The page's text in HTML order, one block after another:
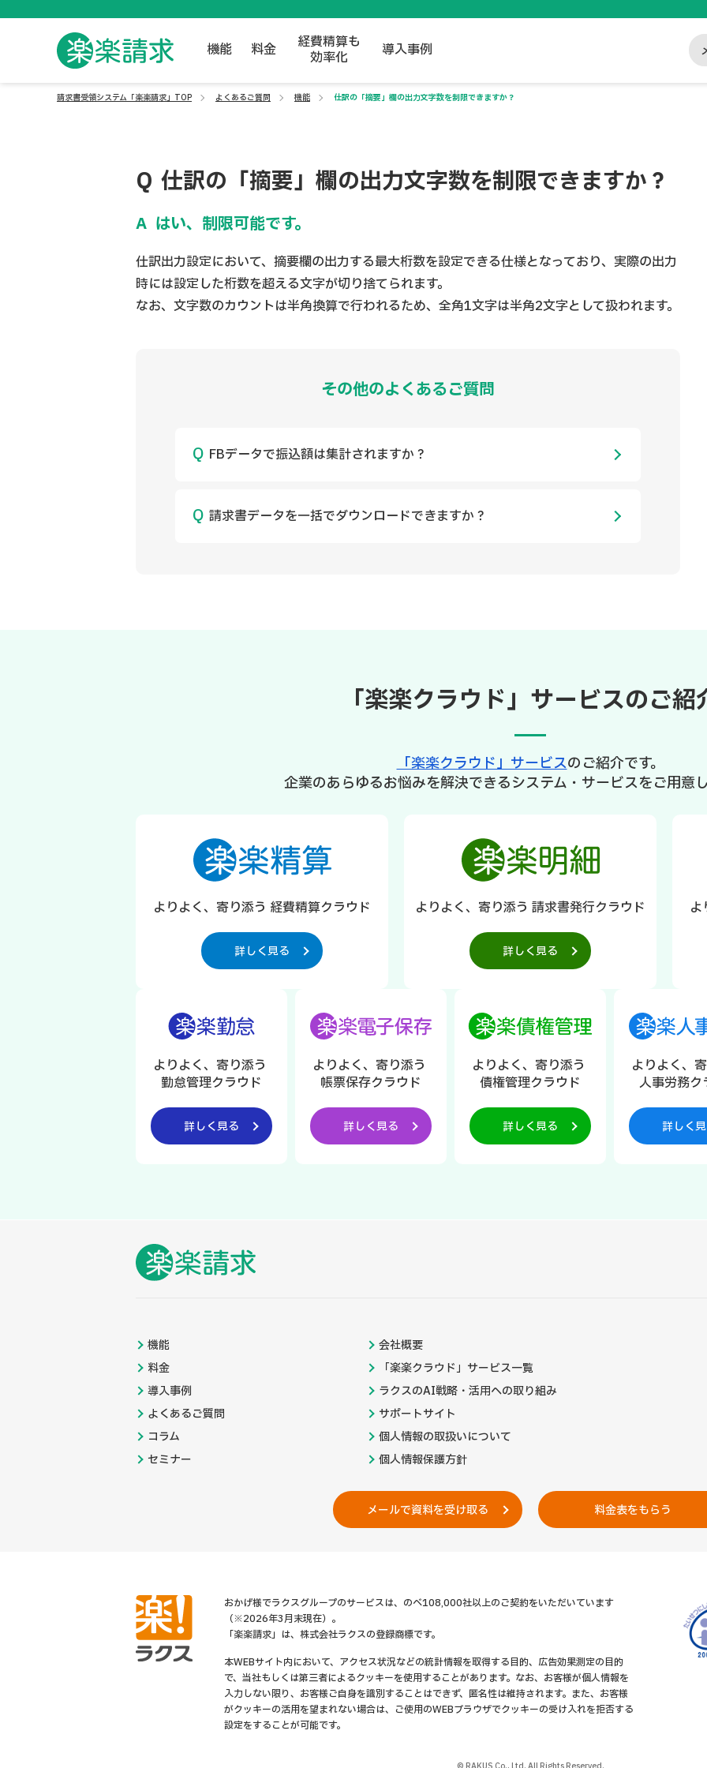
機能 料金
経費精算も
効率化
導入事例
請求書受領システム「楽楽請求」TOP よくあるご質問 機能 仕訳の「摘要」欄の出力文字数を制限できますか？
仕訳の「摘要」欄の出力文字数を制限できますか？
はい、制限可能です。
仕訳出力設定において、摘要欄の出力する最大桁数を設定できる仕様となっており、実際の出力
時には設定した桁数を超える文字が切り捨てられます。
なお、文字数のカウントは半角換算で行われるため、全角1文字は半角2文字として扱われます。
その他のよくあるご質問
FBデータで振込額は集計されますか？
請求書データを一括でダウンロードできますか？
「楽楽クラウド」サービスのご紹
「楽楽クラウド」サービスのご紹介です。
企業のあらゆるお悩みを解決できるシステム・サービスをご用意
よりよく、寄り添う 経費精算クラウド
詳しく見る
よりよく、寄り添う 請求書発行クラウド
詳しく見る
よりよく、寄り添う
勤怠管理クラウド
詳しく見る
よりよく、寄り添う
帳票保存クラウド
詳しく見る
よりよく、寄り添う
債権管理クラウド
詳しく見る
よりよく、
人事労務ク
詳しく
機能
料金
導入事例
よくあるご質問
コラム
セミナー
会社概要
「楽楽クラウド」サービス一覧
ラクスのAI戦略・活用への取り組み
サポートサイト
個人情報の取扱いについて
個人情報保護方針
メールで資料を受け取る 料金表をもらう
おかげ様でラクスグループのサービスは、のべ108,000社以上のご契約をいただいています
（※2026年3月末現在）。
「楽楽請求」は、株式会社ラクスの登録商標です。
本WEBサイト内において、アクセス状況などの統計情報を取得する目的、広告効果測定の目的
で、当社もしくは第三者によるクッキーを使用することがあります。なお、お客様が個人情報を
入力しない限り、お客様ご自身を識別することはできず、匿名性は維持されます。また、お客様
がクッキーの活用を望まれない場合は、ご使用のWEBブラウザでクッキーの受け入れを拒否する
設定をすることが可能です。